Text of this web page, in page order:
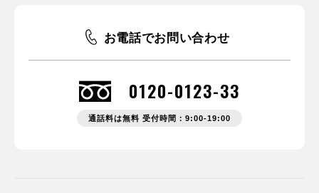
お電話でお問い合わせ
0120-0123-33
通話料は無料 受付時間：9:00-19:00